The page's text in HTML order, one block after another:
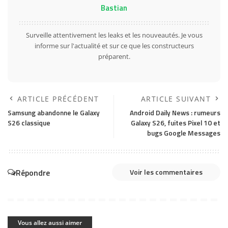
Bastian
Surveille attentivement les leaks et les nouveautés. Je vous
informe sur l'actualité et sur ce que les constructeurs
préparent.
ARTICLE PRÉCÉDENT
Samsung abandonne le Galaxy
S26 classique
ARTICLE SUIVANT
Android Daily News : rumeurs
Galaxy S26, fuites Pixel 10 et
bugs Google Messages
Répondre Voir les commentaires
Vous allez aussi aimer